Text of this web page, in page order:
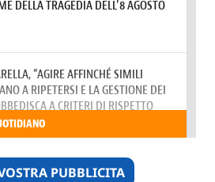
PUBBLICITA